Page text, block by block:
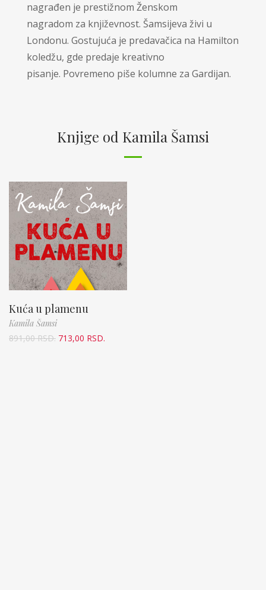
nagrađen je prestižnom Ženskom
nagradom za književnost. Šamsijeva živi u
Londonu. Gostujuća je predavačica na Hamilton
koledžu, gde predaje kreativno
pisanje. Povremeno piše kolumne za Gardijan.
Knjige od Kamila Šamsi
Kuća u plamenu
Kamila Šamsi
891,00RSD. 713,00 RSD.